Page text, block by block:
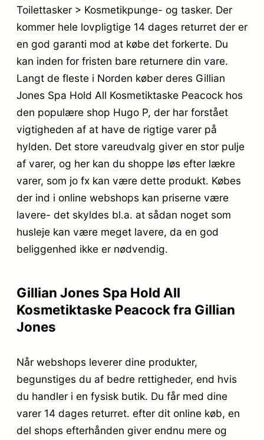
Toilettasker > Kosmetikpunge- og tasker. Der
kommer hele lovpligtige 14 dages returret der er
en god garanti mod at købe det forkerte. Du
kan inden for fristen bare returnere din vare.
Langt de fleste i Norden køber deres Gillian
Jones Spa Hold All Kosmetiktaske Peacock hos
den populære shop Hugo P, der har forstået
vigtigheden af at have de rigtige varer på
hylden. Det store vareudvalg giver en stor pulje
af varer, og her kan du shoppe løs efter lækre
varer, som jo fx kan være dette produkt. Købes
der ind i online webshops kan priserne være
lavere- det skyldes bl.a. at sådan noget som
husleje kan være meget lavere, da en god
beliggenhed ikke er nødvendig.
Gillian Jones Spa Hold All
Kosmetiktaske Peacock fra Gillian
Jones
Når webshops leverer dine produkter,
begunstiges du af bedre rettigheder, end hvis
du handler i en fysisk butik. Du får med dine
varer 14 dages returret. efter dit online køb, en
del shops efterhånden giver endnu mere og